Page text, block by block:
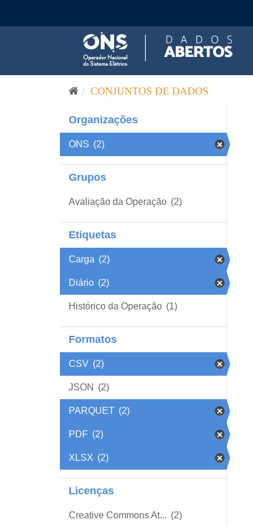
CONJUNTOS DE DADOS
Organizações
ONS (2)
Grupos
Avaliação da Operação (2)
Etiquetas
Carga (2)
Diário (2)
Histórico da Operação (1)
Formatos
CSV (2)
JSON (2)
PARQUET (2)
PDF (2)
XLSX (2)
Licenças
Creative Commons At... (2)